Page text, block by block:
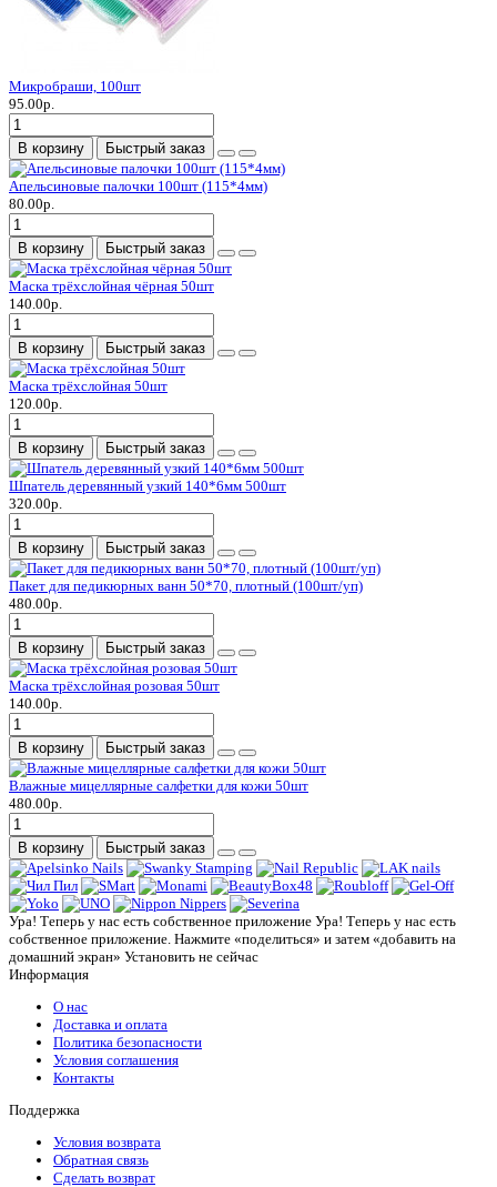
Микробраши, 100шт
95.00р.
В корзину Быстрый заказ
Апельсиновые палочки 100шт (115*4мм)
80.00р.
В корзину Быстрый заказ
Маска трёхслойная чёрная 50шт
140.00р.
В корзину Быстрый заказ
Маска трёхслойная 50шт
120.00р.
В корзину Быстрый заказ
Шпатель деревянный узкий 140*6мм 500шт
320.00р.
В корзину Быстрый заказ
Пакет для педикюрных ванн 50*70, плотный (100шт/уп)
480.00р.
В корзину Быстрый заказ
Маска трёхслойная розовая 50шт
140.00р.
В корзину Быстрый заказ
Влажные мицеллярные салфетки для кожи 50шт
480.00р.
В корзину Быстрый заказ
Ура! Теперь у нас есть собственное приложение Ура! Теперь у нас есть
собственное приложение. Нажмите «поделиться» и затем «добавить на
домашний экран» Установить не сейчас
Информация
О нас
Доставка и оплата
Политика безопасности
Условия соглашения
Контакты
Поддержка
Условия возврата
Обратная связь
Сделать возврат